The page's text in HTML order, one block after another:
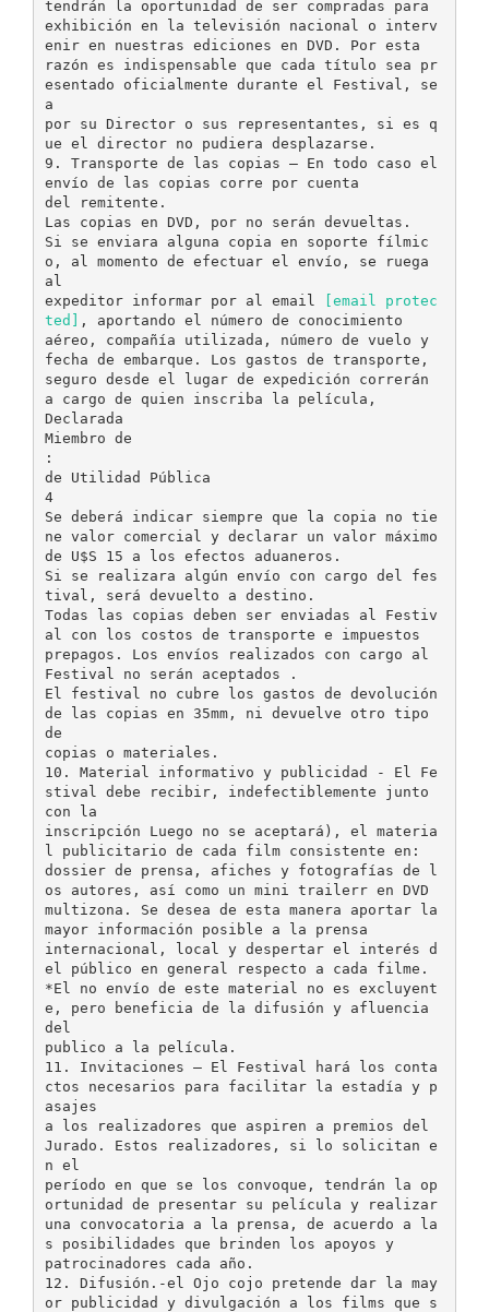
tendrán la oportunidad de ser compradas para
exhibición en la televisión nacional o interv
enir en nuestras ediciones en DVD. Por esta
razón es indispensable que cada título sea pr
esentado oficialmente durante el Festival, se
a
por su Director o sus representantes, si es q
ue el director no pudiera desplazarse.
9. Transporte de las copias – En todo caso el
envío de las copias corre por cuenta
del remitente.
Las copias en DVD, por no serán devueltas.
Si se enviara alguna copia en soporte fílmic
o, al momento de efectuar el envío, se ruega
al
expeditor informar por al email
[email protec
ted] , aportando el número de conocimiento
aéreo, compañía utilizada, número de vuelo y
fecha de embarque. Los gastos de transporte,
seguro desde el lugar de expedición correrán
a cargo de quien inscriba la película,
Declarada
Miembro de
:
de Utilidad Pública
4
Se deberá indicar siempre que la copia no tie
ne valor comercial y declarar un valor máximo
de U$S 15 a los efectos aduaneros.
Si se realizara algún envío con cargo del fes
tival, será devuelto a destino.
Todas las copias deben ser enviadas al Festiv
al con los costos de transporte e impuestos
prepagos. Los envíos realizados con cargo al
Festival no serán aceptados .
El festival no cubre los gastos de devolución
de las copias en 35mm, ni devuelve otro tipo
de
copias o materiales.
10. Material informativo y publicidad - El Fe
stival debe recibir, indefectiblemente junto
con la
inscripción Luego no se aceptará), el materia
l publicitario de cada film consistente en:
dossier de prensa, afiches y fotografías de l
os autores, así como un mini trailerr en DVD
multizona. Se desea de esta manera aportar la
mayor información posible a la prensa
internacional, local y despertar el interés d
el público en general respecto a cada filme.
*El no envío de este material no es excluyent
e, pero beneficia de la difusión y afluencia
del
publico a la película.
11. Invitaciones – El Festival hará los conta
ctos necesarios para facilitar la estadía y p
asajes
a los realizadores que aspiren a premios del
Jurado. Estos realizadores, si lo solicitan e
n el
período en que se los convoque, tendrán la op
ortunidad de presentar su película y realizar
una convocatoria a la prensa, de acuerdo a la
s posibilidades que brinden los apoyos y
patrocinadores cada año.
12. Difusión.-el Ojo cojo pretende dar la may
or publicidad y divulgación a los films que s